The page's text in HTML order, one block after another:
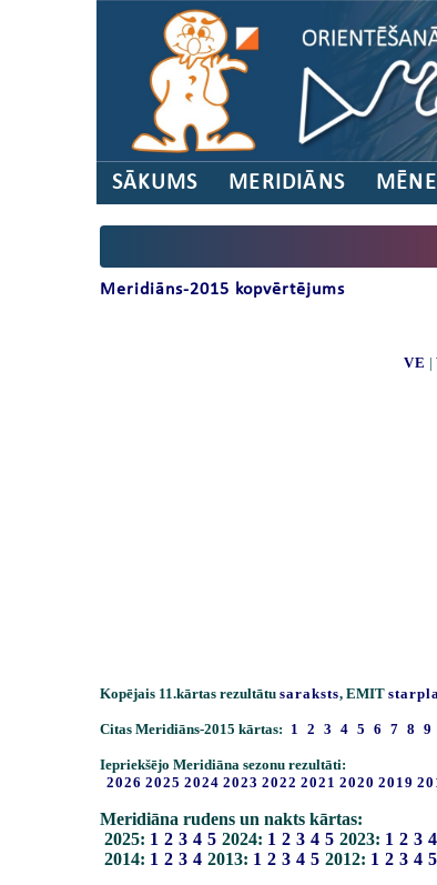
SĀKUMS MERIDIĀNS
Meridiāns-2015 kopvērtējums
VE |
Kopējais 11.kārtas rezultātu saraksts, EMIT
Citas Meridiāns-2015 kārtas: 1 2 3 4 5 6 7 8 9
Iepriekšējo Meridiāna sezonu rezultāti:
2026 2025 2024 2023 2022 2021 2020 2019
Meridiāna rudens un nakts kārtas:
2025: 1 2 3 4 5 2024: 1 2 3 4 5 2023: 1 2 3 4
2014: 1 2 3 4 2013: 1 2 3 4 5 2012: 1 2 3 4 5